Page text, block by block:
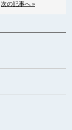
次の記事へ »